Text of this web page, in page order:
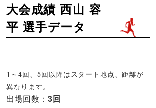
大会成績 西山 容
平 選手データ
1～4回、5回以降はスタート地点、距離が
異なります。
出場回数： 3回